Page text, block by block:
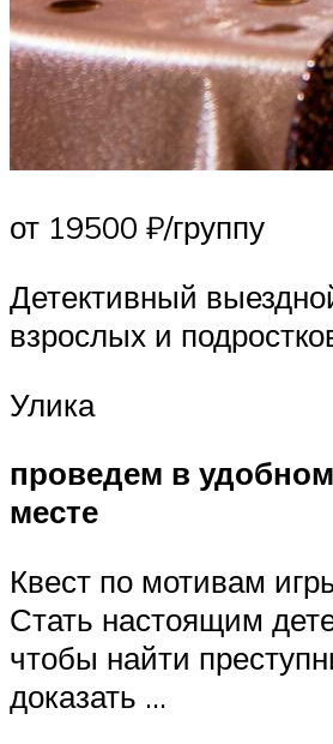
от 19500 ₽/группу
Детективный
взрослых и
Улика
проведем в
месте
Квест по мотивам
Стать настоящим
чтобы найти
доказать …